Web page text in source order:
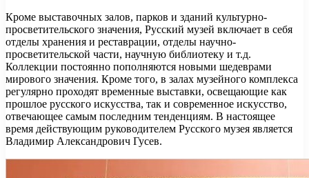
Кроме выставочных залов, парков и зданий культурно-
просветительского значения, Русский музей включает в себя
отделы хранения и реставрации, отделы научно-
просветительской части, научную библиотеку и т.д.
Коллекции постоянно пополняются новыми шедеврами
мирового значения. Кроме того, в залах музейного комплекса
регулярно проходят временные выставки, освещающие как
прошлое русского искусства, так и современное искусство,
отвечающее самым последним тенденциям. В настоящее
время действующим руководителем Русского музея является
Владимир Александрович Гусев.